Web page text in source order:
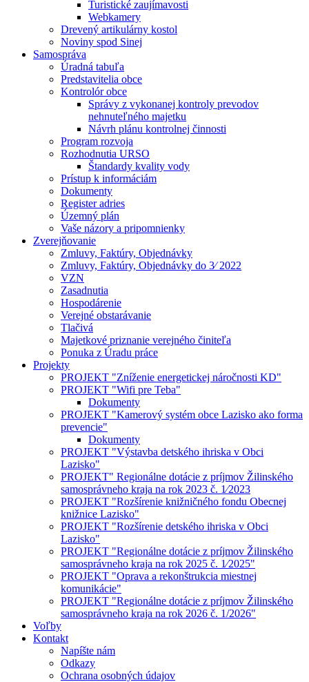
Turistické zaujímavosti
Webkamery
Drevený artikulárny kostol
Noviny spod Sinej
Samospráva
Úradná tabuľa
Predstavitelia obce
Kontrolór obce
Správy z vykonanej kontroly prevodov
nehnuteľného majetku
Návrh plánu kontrolnej činnosti
Program rozvoja
Rozhodnutia URSO
Štandardy kvality vody
Prístup k informáciám
Dokumenty
Register adries
Územný plán
Vaše názory a pripomnienky
Zverejňovanie
Zmluvy, Faktúry, Objednávky
Zmluvy, Faktúry, Objednávky do 3⁄ 2022
VZN
Zasadnutia
Hospodárenie
Verejné obstarávanie
Tlačivá
Majetkové priznanie verejného činiteľa
Ponuka z Úradu práce
Projekty
PROJEKT "Zníženie energetickej náročnosti KD"
PROJEKT "Wifi pre Teba"
Dokumenty
PROJEKT "Kamerový systém obce Lazisko ako forma
prevencie"
Dokumenty
PROJEKT "Výstavba detského ihriska v Obci
Lazisko"
PROJEKT" Regionálne dotácie z príjmov Žilinského
samosprávneho kraja na rok 2023 č. 1⁄2023
PROJEKT "Rozšírenie knižničného fondu Obecnej
knižnice Lazisko"
PROJEKT "Rozšírenie detského ihriska v Obci
Lazisko"
PROJEKT "Regionálne dotácie z príjmov Žilinského
samosprávneho kraja na rok 2025 č. 1⁄2025"
PROJEKT "Oprava a rekonštrukcia miestnej
komunikácie"
PROJEKT "Regionálne dotácie z príjmov Žilinského
samosprávneho kraja na rok 2026 č. 1/2026"
Voľby
Kontakt
Napíšte nám
Odkazy
Ochrana osobných údajov